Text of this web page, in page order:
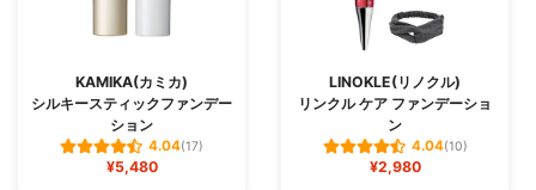
ルメチコン、カメリアシネンシスシードオ
イル、カルタムスティンクトリアス（サフ
ラワー）シードオイル、ヘリアンサスアヌ
ウス（ヒマワリ）シードオイル、ジャスミ
ナムオフィシナール（ジャスミン）フラワ
ー/リーフエキス、ネルンボヌシフェラフラ
ワーエキスRefracta抽出物、Iris Ensata抽出
物、Iris Versicolor抽出物、Leontopodium
KAMIKA(カミカ)
シルキースティックファンデー
ション
4.04(17)
¥5,480
LINOKLE(リノクル)
リンクル ケア ファンデーショ
ン
4.04(10)
¥2,980